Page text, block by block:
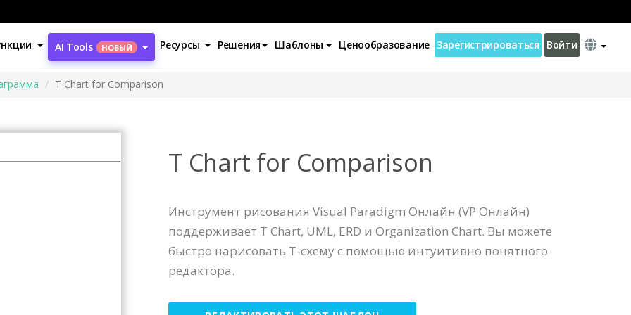
AI Tools НОВЫЙ Ресурсы Решения Шаблоны Ценообразование Зарегистрироваться Войти
T Chart for Comparison
T Chart for Comparison
Инструмент рисования Visual Paradigm Онлайн (VP Онлайн)
поддерживает T Chart, UML, ERD и Organization Chart. Вы можете
быстро нарисовать Т-схему с помощью интуитивно понятного
редактора.